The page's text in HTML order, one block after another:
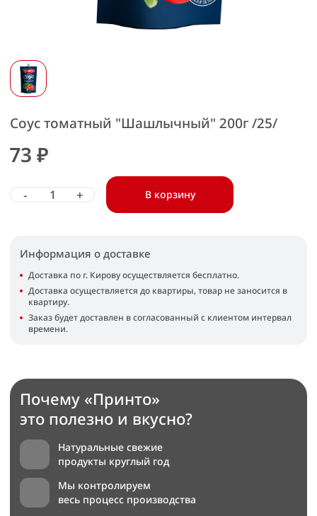
Соус томатный "Шашлычный" 200г /25/
73 ₽
- + В корзину
Информация о доставке
Доставка по г. Кирову осуществляется бесплатно.
Доставка осуществляется до квартиры, товар не заносится в
квартиру.
Заказ будет доставлен в согласованный с клиентом интервал
времени.
Почему «Принто»
это полезно и вкусно?
Натуральные свежие
продукты круглый год
Мы контролируем
весь процесс производства